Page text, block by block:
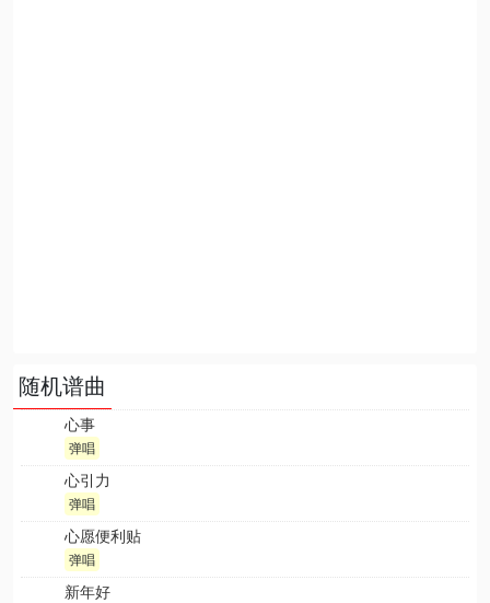
随机谱曲
心事
弹唱
心引力
弹唱
心愿便利贴
弹唱
新年好